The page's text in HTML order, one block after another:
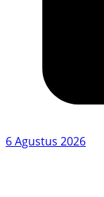
6 Agustus 2026